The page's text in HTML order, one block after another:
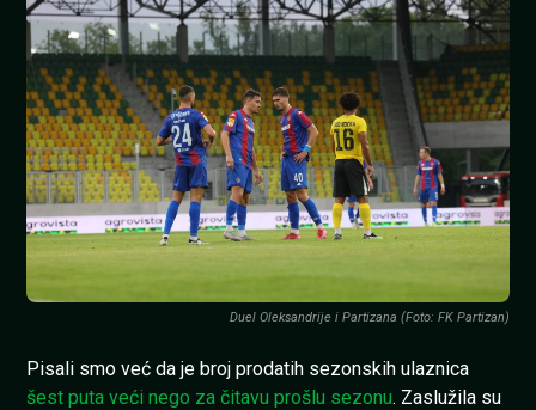
Duel Oleksandrije i Partizana (Foto: FK Partizan)
Pisali smo već da je broj prodatih sezonskih ulaznica
šest puta veći nego za čitavu prošlu sezonu. Zaslužila su